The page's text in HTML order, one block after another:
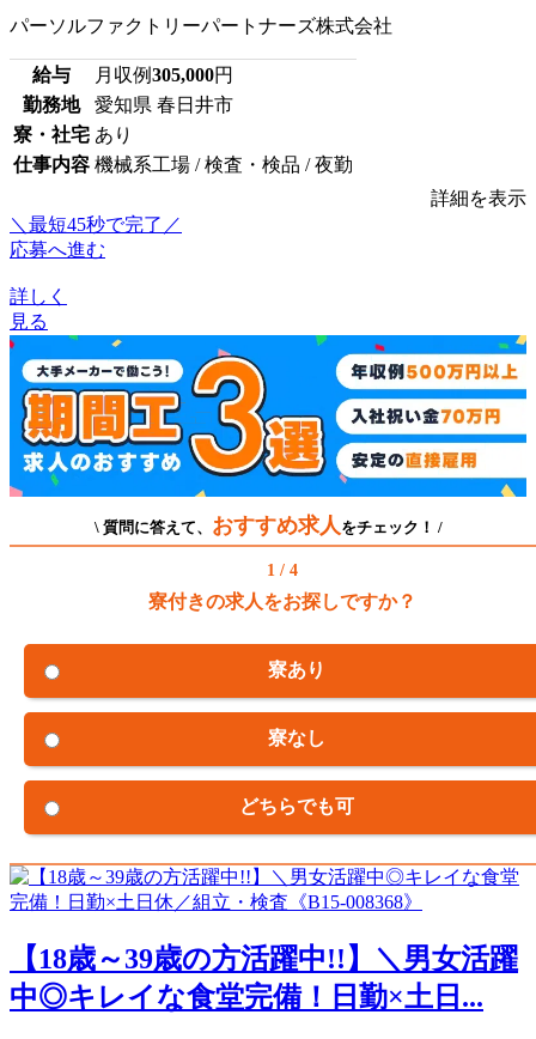
パーソルファクトリーパートナーズ株式会社
給与 月収例305,000円
勤務地
愛知県 春日井市
寮・社宅 あり
仕事内容 機械系工場 / 検査・検品 / 夜勤
詳細を表示
＼最短45秒で完了／
応募へ進む
詳しく
見る
\ 質問に答えて、 おすすめ求人 をチェック！ /
1 / 4
寮付きの求人をお探しですか？
寮あり
寮なし
どちらでも可
【18歳～39歳の方活躍中!!】＼男女活躍
中◎キレイな食堂完備！日勤×土日...